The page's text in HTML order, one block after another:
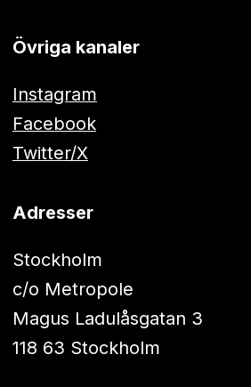
Övriga kanaler
Instagram
Facebook
Twitter/X
Adresser
Stockholm
c/o Metropole
Magus Ladulåsgatan 3
118 63 Stockholm